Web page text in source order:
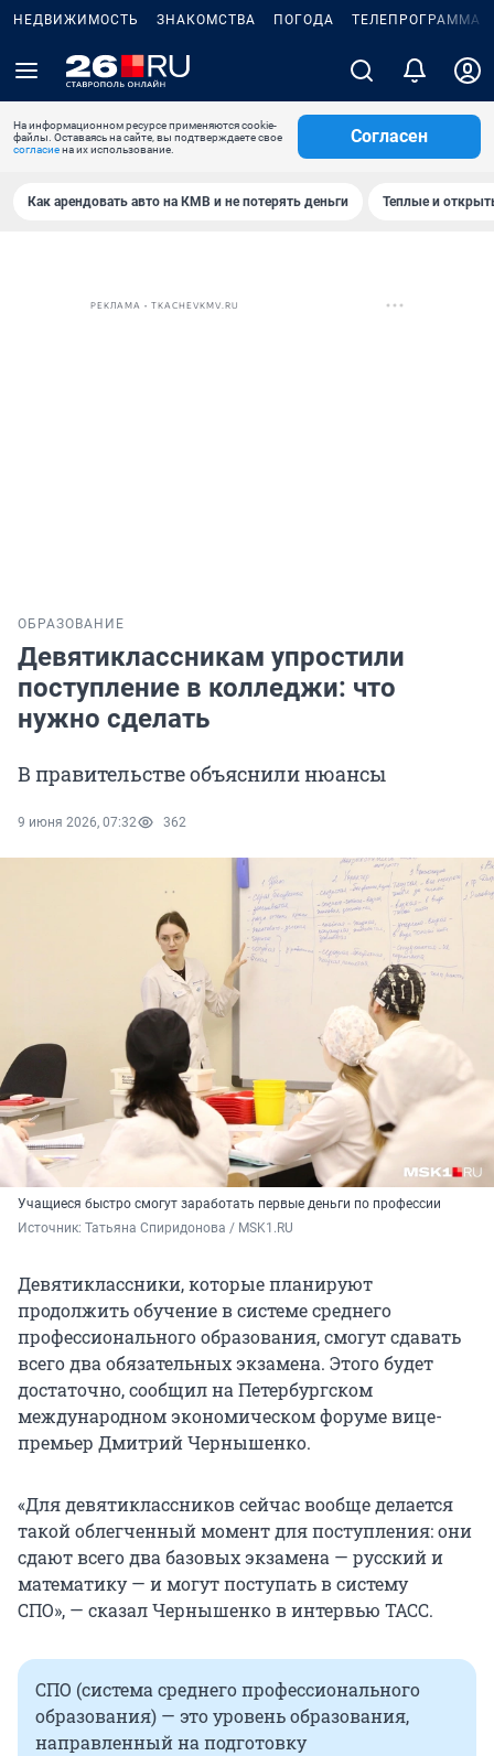
НЕДВИЖИМОСТЬ ЗНАКОМСТВА ПОГОДА ТЕЛЕПРОГРАММА
На информационном ресурсе применяются cookie-
файлы. Оставаясь на сайте, вы подтверждаете свое
согласиена их использование.
Согласен
Как арендовать авто на КМВ и не потерять деньги Теплые и
РЕКЛАМА • TKACHEVKMV.RU
ОБРАЗОВАНИЕ
Девятиклассникам упростили
поступление в колледжи: что
нужно сделать
В правительстве объяснили нюансы
9 июня 2026, 07:32 362
Учащиеся быстро смогут заработать первые деньги по профессии
Источник: Татьяна Спиридонова / MSK1.RU
Девятиклассники, которые планируют
продолжить обучение в системе среднего
профессионального образования, смогут сдавать
всего два обязательных экзамена. Этого будет
достаточно, сообщил на Петербургском
международном экономическом форуме вице-
премьер Дмитрий Чернышенко.
«Для девятиклассников сейчас вообще делается
такой облегченный момент для поступления: они
сдают всего два базовых экзамена — русский и
математику — и могут поступать в систему
СПО», — сказал Чернышенко в интервью ТАСС.
СПО (система среднего профессионального
образования) — это уровень образования,
направленный на подготовку